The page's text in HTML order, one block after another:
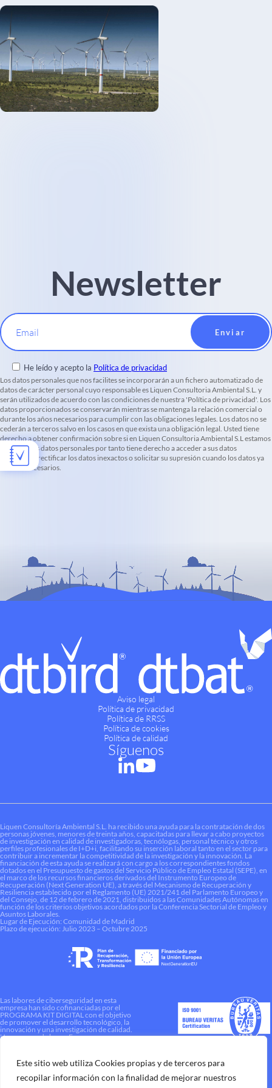
Este sitio web utiliza Cookies propias y de terceros para
recopilar información con la finalidad de mejorar nuestros
Newsletter
Email
He leído y acepto la Política de privacidad
Los datos personales que nos facilites se incorporarán a un fichero automatizado de
datos de carácter personal cuyo responsable es Liquen Consultoria Ambiental S.L. y
serán utilizados de acuerdo con las condiciones de nuestra 'Política de privacidad'. Los
datos proporcionados se conservarán mientras se mantenga la relación comercial o
durante los años necesarios para cumplir con las obligaciones legales. Los datos no se
cederán a terceros salvo en los casos en que exista una obligación legal. Usted tiene
derecho a obtener confirmación sobre si en Liquen Consultoria Ambiental S.L estamos
tratando sus datos personales por tanto tiene derecho a acceder a sus datos
personales, rectificar los datos inexactos o solicitar su supresión cuando los datos ya
no sean necesarios.
Aviso legal
Política de privacidad
Política de RRSS
Política de cookies
Política de calidad
Síguenos
Liquen Consultoría Ambiental S.L. ha recibido una ayuda para la contratación de dos
personas jóvenes, menores de treinta años, capacitadas para llevar a cabo proyectos
de investigación en calidad de investigadoras, tecnólogas, personal técnico y otros
perfiles profesionales de I+D+i, facilitando su inserción laboral tanto en el sector para
contribuir a incrementar la competitividad de la investigación y la innovación. La
financiación de esta ayuda se realizará con cargo a los correspondientes fondos
dotados en el Presupuesto de gastos del Servicio Público de Empleo Estatal (SEPE), en
el marco de los recursos financieros derivados del Instrumento Europeo de
Recuperación (Next Generation UE), a través del Mecanismo de Recuperación y
Resiliencia establecido por el Reglamento (UE) 2021/241 del Parlamento Europeo y
del Consejo, de 12 de febrero de 2021, distribuidos a las Comunidades Autónomas en
función de los criterios objetivos acordados por la Conferencia Sectorial de Empleo y
Asuntos Laborales.
Lugar de Ejecución: Comunidad de Madrid
Plazo de ejecución: Julio 2023 – Octubre 2025
Las labores de ciberseguridad en esta
empresa han sido cofinanciadas por el
PROGRAMA KIT DIGITAL con el objetivo
de promover el desarrollo tecnológico, la
innovación y una investigación de calidad.
Una manera de hacer Europa